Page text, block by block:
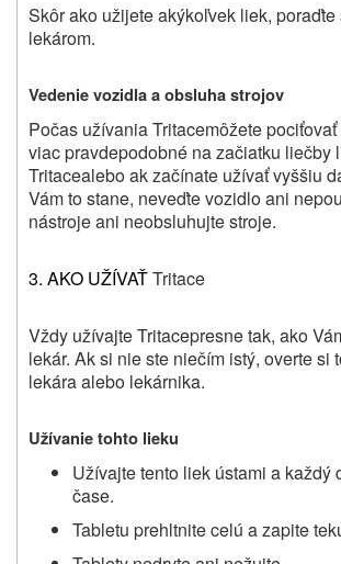
Skôr ako užijete akýkoľvek liek,
lekárom.
Vedenie vozidla a obsluha strojov
Počas užívaniaTritacemôžete
viac pravdepodobné na začiatku liečby
Tritacealebo ak začínate užívať vyššiu
Vám to stane, neveďte vozidlo ani
nástroje ani neobsluhujte stroje.
3. AKO UŽÍVAŤTritace
Vždy užívajteTritacepresne tak, ako
lekár. Ak si nie ste niečím istý, overte si
lekára alebo lekárnika.
Užívanie tohto lieku
Užívajte tento liek ústami a každý
čase.
Tabletu prehltnite celú a zapite